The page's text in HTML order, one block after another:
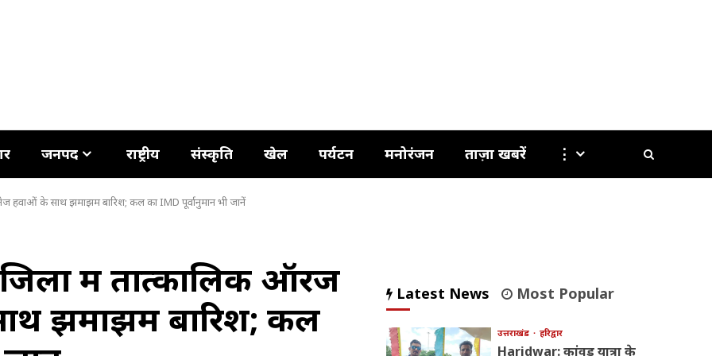
जनपद राष्ट्रीय संस्कृति खेल पर्यटन मनोरंजन ताज़ा खबरें ⋮
हवाओं के साथ झमाझम बारिश; कल का IMD पूर्वानुमान भी जानें
में तात्कालिक ऑरेंज
झमाझम बारिश; कल
Latest News Most Popular
उत्तराखंड हरिद्वार
Haridwar: कांवड़ यात्रा के